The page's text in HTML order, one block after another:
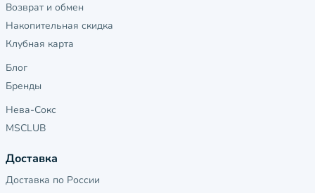
Возврат и обмен
Накопительная скидка
Клубная карта
Блог
Бренды
Нева-Сокс
MSCLUB
Доставка
Доставка по России